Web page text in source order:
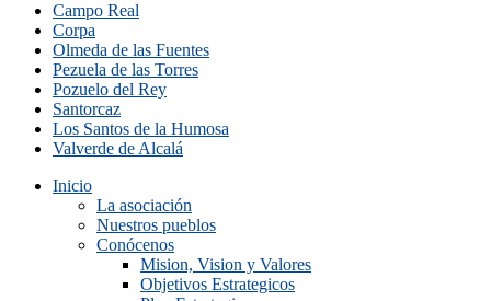
Campo Real
Corpa
Olmeda de las Fuentes
Pezuela de las Torres
Pozuelo del Rey
Santorcaz
Los Santos de la Humosa
Valverde de Alcalá
Inicio
La asociación
Nuestros pueblos
Conócenos
Mision, Vision y Valores
Objetivos Estrategicos